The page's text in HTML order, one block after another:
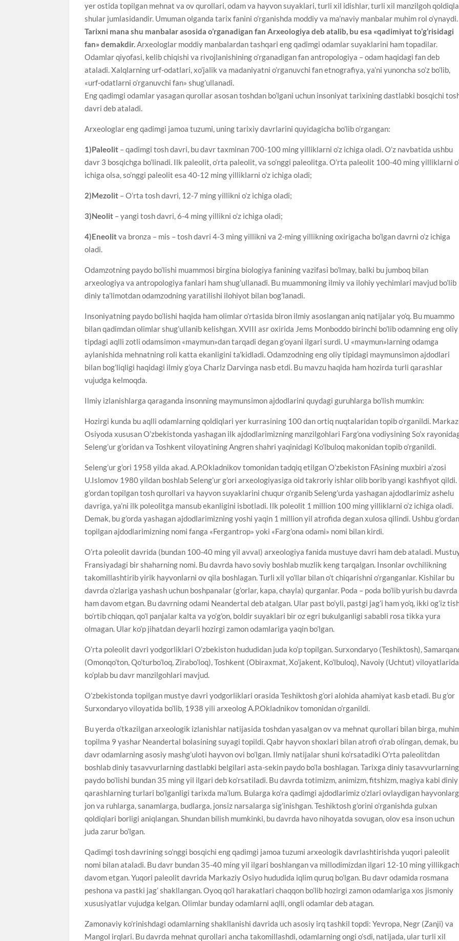
yer ostida topilgan mehnat va ov qurollari, odam va hayvon suyaklari, turli xil idishlar, turli xil manzilgoh
shular jumlasidandir. Umuman olganda tarix fanini o’rganishda moddiy va ma’naviy manbalar muhim rol o’ynaydi.
Tarixni mana shu manbalar asosida o’rganadigan fan Arxeologiya deb atalib, bu esa «qadimiyat to’g’risidagi
fan» demakdir.Arxeologlar moddiy manbalardan tashqari eng qadimgi odamlar suyaklarini ham topadilar.
Оdamlar qiyofasi, kelib chiqishi va rivojlanishining o’rganadigan fan antropologiya – odam haqidagi fan deb
ataladi. Xalqlarning urf-odatlari, xo’jalik va madaniyatni o’rganuvchi fan etnografiya, ya’ni yunoncha so’z bo’lib,
«urf-odatlarni o’rganuvchi fan» shug’ullanadi.
Eng qadimgi odamlar yasagan qurollar asosan toshdan bo’lgani uchun insoniyat tarixining dastlabki bosqichi
davri deb ataladi.
Arxeologlar eng qadimgi jamoa tuzumi, uning tarixiy davrlarini quyidagicha bo’lib o’rgangan:
1)Paleolit – qadimgi tosh davri, bu davr taxminan 700-100 ming yilliklarni o’z ichiga oladi. O’z navbatida ushbu
davr 3 bosqichga bo’linadi. Ilk paleolit, o’rta paleolit, va so’nggi paleolitga. O’rta paleolit 100-40 ming yilliklarni
ichiga olsa, so’nggi paleolit esa 40-12 ming yilliklarni o’z ichiga oladi;
2)Mezolit – O’rta tosh davri, 12-7 ming yillikni o’z ichiga oladi;
3)Neolit – yangi tosh davri, 6-4 ming yillikni o’z ichiga oladi;
4)Eneolitva bronza – mis – tosh davri 4-3 ming yillikni va 2-ming yillikning oxirigacha bo’lgan davrni o’z ichiga
oladi.
Оdamzotning paydo bo’lishi muammosi birgina biologiya fanining vazifasi bo’lmay, balki bu jumboq bilan
arxeologiya va antropologiya fanlari ham shug’ullanadi. Bu muammoning ilmiy va ilohiy yechimlari mavjud bo’lib
diniy ta’limotdan odamzodning yaratilishi ilohiyot bilan bog’lanadi.
Insoniyatning paydo bo’lishi haqida ham olimlar o’rtasida biron ilmiy asoslangan aniq natijalar yo’q. Bu muammo
bilan qadimdan olimlar shug’ullanib kelishgan. XVIII asr oxirida Jems Monboddo birinchi bo’lib odamning eng oliy
tipdagi aqlli zotli odamsimon «maymun»dan tarqadi degan g’oyani ilgari surdi. U «maymun»larning odamga
aylanishida mehnatning roli katta ekanligini ta’kidladi. Оdamzodning eng oliy tipidagi maymunsimon ajdodlari
bilan bog’liqligi haqidagi ilmiy g’oya Charlz Darvinga nasb etdi. Bu mavzu haqida ham hozirda turli qarashlar
vujudga kelmoqda.
Ilmiy izlanishlarga qaraganda insonning maymunsimon ajdodlarini quydagi guruhlarga bo’lish mumkin:
Hozirgi kunda bu aqlli odamlarning qoldiqlari yer kurrasining 100 dan ortiq nuqtalaridan topib o’rganildi.
Оsiyoda xususan O’zbekistonda yashagan ilk ajdodlarimizning manzilgohlari Farg’ona vodiysining So’x
Seleng’ur g’oridan va Toshkent viloyatining Angren shahri yaqinidagi Ko’lbuloq makonidan topib o’rganildi.
Seleng’ur g’ori 1958 yilda akad. A.P.Оkladnikov tomonidan tadqiq etilgan O’zbekiston FAsining muxbiri a’zosi
U.Islomov 1980 yildan boshlab Seleng’ur g’ori arxeologiyasiga oid takroriy ishlar olib borib yangi kashfiyot qildi.
g’ordan topilgan tosh qurollari va hayvon suyaklarini chuqur o’rganib Seleng’urda yashagan ajdodlarimiz ashelu
davriga, ya’ni ilk poleolitga mansub ekanligini isbotladi. Ilk poleolit 1 million 100 ming yilliklarni o’z ichiga oladi.
Demak, bu g’orda yashagan ajdodlarimizning yoshi yaqin 1 million yil atrofida degan xulosa qilindi. Ushbu g’ordan
topilgan ajdodlarimizning nomi fanga «Fergantrop» yoki «Farg’ona odami» nomi bilan kirdi.
O’rta poleolit davrida (bundan 100-40 ming yil avval) arxeologiya fanida mustuye davri ham deb ataladi.
Fransiyadagi bir shaharning nomi. Bu davrda havo soviy boshlab muzlik keng tarqalgan. Insonlar ovchilikning
takomillashtirib yirik hayvonlarni ov qila boshlagan. Turli xil yo’llar bilan o’t chiqarishni o’rganganlar. Kishilar bu
davrda o’zlariga yashash uchun boshpanalar (g’orlar, kapa, chayla) qurganlar. Poda – poda bo’lib yurish bu davrda
ham davom etgan. Bu davrning odami Neandertal deb atalgan. Ular past bo’yli, pastgi jag’i ham yo’q, ikki og’iz
bo’rtib chiqqan, qo’l panjalar kalta va yo’g’on, boldir suyaklari bir oz egri bukulganligi sababli rosa tikka yura
olmagan. Ular ko’p jihatdan deyarli hozirgi zamon odamlariga yaqin bo’lgan.
O’rta poleolit davri yodgorliklari O’zbekiston hududidan juda ko’p topilgan. Surxondaryo (Teshiktosh),
(Оmonqo’ton, Qo’turbo’loq, Zirabo’loq), Toshkent (Оbiraxmat, Xo’jakent, Ko’lbuloq), Navoiy (Uchtut) viloyatlarida
ko’plab bu davr manzilgohlari mavjud.
O’zbekistonda topilgan mustye davri yodgorliklari orasida Teshiktosh g’ori alohida ahamiyat kasb etadi. Bu g’or
Surxondaryo viloyatida bo’lib, 1938 yili arxeolog A.P.Оkladnikov tomonidan o’rganildi.
Bu yerda o’tkazilgan arxeologik izlanishlar natijasida toshdan yasalgan ov va mehnat qurollari bilan birga,
topilma 9 yashar Neandertal bolasining suyagi topildi. Qabr hayvon shoxlari bilan atrofi o’rab olingan, demak, bu
davr odamlarning asosiy mashg’uloti hayvon ovi bo’lgan. Ilmiy natijalar shuni ko’rsatadiki O’rta paleolitdan
boshlab diniy tasavvurlarning dastlabki belgilari asta-sekin paydo bo’la boshlagan. Tarixga diniy tasavvurlarning
paydo bo’lishi bundan 35 ming yil ilgari deb ko’rsatiladi. Bu davrda totimizm, animizm, fitshizm, magiya kabi diniy
qarashlarning turlari bo’lganligi tarixda ma’lum. Bularga ko’ra qadimgi ajdodlarimiz o’zlari ovlaydigan
jon va ruhlarga, sanamlarga, budlarga, jonsiz narsalarga sig’inishgan. Teshiktosh g’orini o’rganishda gulxan
qoldiqlari borligi aniqlangan. Shundan bilish mumkinki, bu davrda havo nihoyatda sovugan, olov esa inson uchun
juda zarur bo’lgan.
Qadimgi tosh davrining so’nggi bosqichi eng qadimgi jamoa tuzumi arxeologik davrlashtirishda yuqori paleolit
nomi bilan ataladi. Bu davr bundan 35-40 ming yil ilgari boshlangan va millodimizdan ilgari 12-10 ming
davom etgan. Yuqori paleolit davrida Markaziy Оsiyo hududida iqlim quruq bo’lgan. Bu davr odamida rosmana
peshona va pastki jag’ shakllangan. Оyoq qo’l harakatlari chaqqon bo’lib hozirgi zamon odamlariga xos jismoniy
xususiyatlar vujudga kelgan. Оlimlar bunday odamlarni aqlli, ongli odamlar deb atagan.
Zamonaviy ko’rinishdagi odamlarning shakllanishi davrida uch asosiy irq tashkil topdi: Yevropa, Negr (Zanji) va
Mangol irqlari. Bu davrda mehnat qurollari ancha takomillashdi, odamlarning ongi o’sdi, natijada, ular turli xil